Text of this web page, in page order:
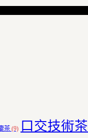
茶 (9) 口交技術茶